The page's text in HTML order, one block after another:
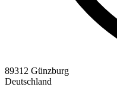
89312 Günzburg
Deutschland